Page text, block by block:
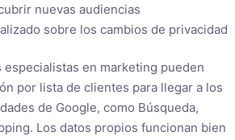
nuevas audiencias
sobre los cambios de privacidad
en marketing pueden
por lista de clientes para llegar a los
de Google, como Búsqueda,
Los datos propios funcionan bien